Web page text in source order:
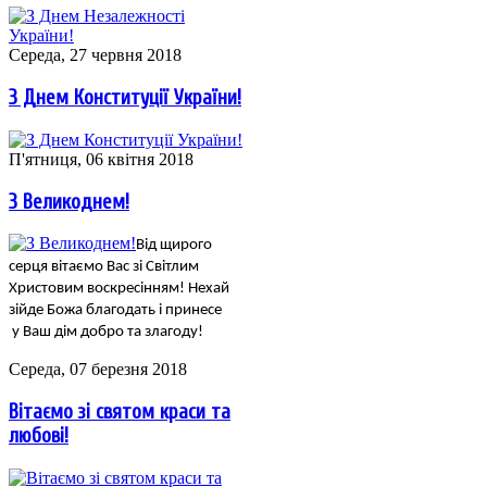
Середа, 27 червня 2018
З Днем Конституції України!
П'ятниця, 06 квітня 2018
З Великоднем!
Від щирого
серця вітаємо Вас зі Світлим
Христовим воскресінням! Нехай
зійде Божа благодать і принесе
у Ваш дім добро та злагоду!
Середа, 07 березня 2018
Вітаємо зі святом краси та
любові!